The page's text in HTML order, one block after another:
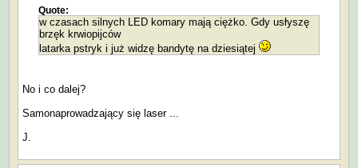
Quote:
w czasach silnych LED komary mają ciężko. Gdy usłyszę
brzęk krwiopijców
latarka pstryk i już widzę bandytę na dziesiątej
No i co dalej?
Samonaprowadzający się laser ...
J.